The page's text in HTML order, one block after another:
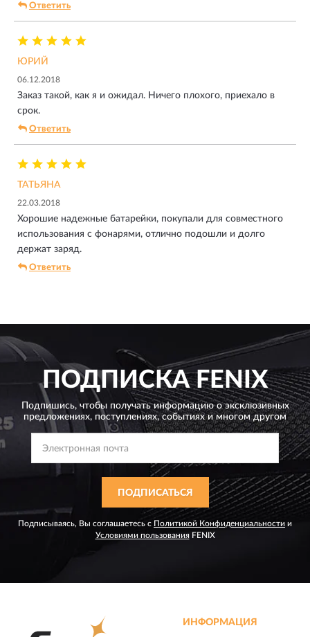
Ответить
ЮРИЙ
06.12.2018
Заказ такой, как я и ожидал. Ничего плохого, приехало в
срок.
Ответить
ТАТЬЯНА
22.03.2018
Хорошие надежные батарейки, покупали для совместного
использования с фонарями, отлично подошли и долго
держат заряд.
Ответить
ПОДПИСКАFENIX
Подпишись, чтобы получать информацию о эксклюзивных
предложениях, поступлениях, событиях и многом другом
ПОДПИСАТЬСЯ
Подписываясь, Вы соглашаетесь с Политикой Конфиденциальности и
Условиями пользованияFENIX
ИНФОРМАЦИЯ